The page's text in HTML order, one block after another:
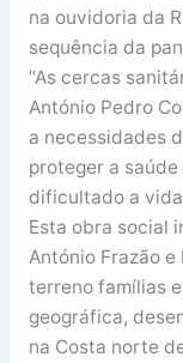
na ouvidoria da
sequência da
“As cercas
António Pedro
a necessidades
proteger a saúde
dificultado a
Esta obra social
António Frazão
terreno famílias
geográfica,
na Costa norte